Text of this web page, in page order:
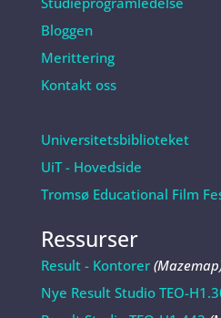
Bloggen
Merittering
Kontakt oss
Universitetsbiblioteket
UiT - Hovedside
Tromsø Educational Film
Ressurser
Result - Kontorer
Nye Result Studio TEO-